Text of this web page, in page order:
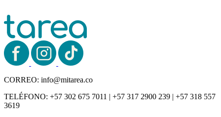
CORREO: info@mitarea.co
TELÉFONO: +57 302 675 7011 | +57 317 2900 239 | +57 318 557
3619